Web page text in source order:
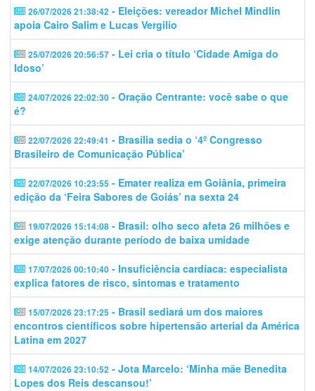
26/07/2026 21:38:42 - Eleições: vereador Michel Mindlin
apoia Cairo Salim e Lucas Vergilio
25/07/2026 20:56:57 - Lei cria o título ‘Cidade Amiga do
Idoso’
24/07/2026 22:02:30 - Oração Centrante: você sabe o que
é?
22/07/2026 22:49:41 - Brasília sedia o ‘4º Congresso
Brasileiro de Comunicação Pública’
22/07/2026 10:23:55 - Emater realiza em Goiânia, primeira
edição da ‘Feira Sabores de Goiás’ na sexta 24
19/07/2026 15:14:08 - Brasil: olho seco afeta 26 milhões e
exige atenção durante período de baixa umidade
17/07/2026 00:10:40 - Insuficiência cardíaca: especialista
explica fatores de risco, sintomas e tratamento
15/07/2026 23:17:25 - Brasil sediará um dos maiores
encontros científicos sobre hipertensão arterial da América
Latina em 2027
14/07/2026 23:10:52 - Jota Marcelo: ‘Minha mãe Benedita
Lopes dos Reis descansou!’